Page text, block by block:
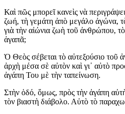
Καὶ πῶς μπορεῖ κανεὶς νὰ
ζωή, τὴ γεμάτη ἀπὸ μεγάλο ἀγώνα,
γιὰ τὴν αἰώνια ζωὴ τοῦ ἀνθρώπου,
ἀγαπᾶ;
Ὁ Θεὸς σέβεται τὸ αὐτεξούσιο τοῦ
ἀρχὴ μέσα σὲ αὐτὸν καὶ γι᾿ αὐτὸ
ἀγάπη Του μὲ τὴν ταπείνωση.
Στὴν ὁδό, ὅμως, πρὸς τὴν ἀγάπη
τὸν βιαστὴ διάβολο. Αὐτὸ τὸ